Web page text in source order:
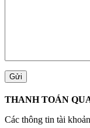
THANH TOÁN
Các thông tin tài